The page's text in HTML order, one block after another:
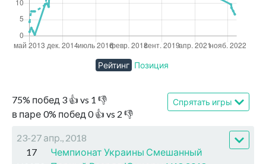
75% побед 3 👍 vs 1 👎
в паре 0% побед 0👍 vs 2 👎
Спрятать игры
23-27 апр., 2018
17
Чемпионат Украины Смешанный
Рейтинг Позиция